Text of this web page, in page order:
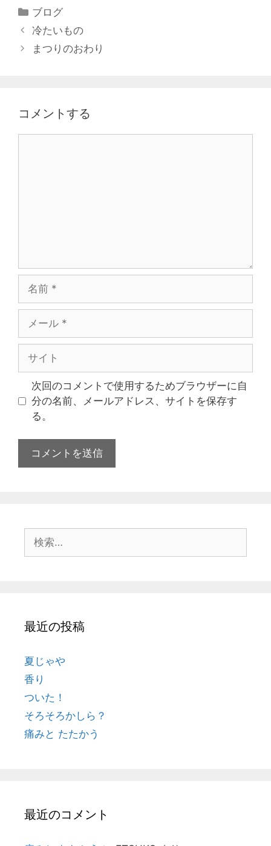
ブログ
冷たいもの
まつりのおわり
コメントする
次回のコメントで使用するためブラウザーに自
分の名前、メールアドレス、サイトを保存す
る。
最近の投稿
夏じゃや
香り
ついた！
そろそろかしら？
痛みと たたかう
最近のコメント